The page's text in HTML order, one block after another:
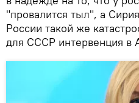
"провалится тыл", а
России такой же
для СССР интервенция в